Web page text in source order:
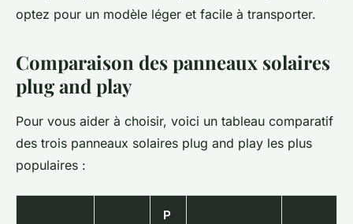
optez pour un modèle léger et facile à transporter.
Comparaison des panneaux solaires
plug and play
Pour vous aider à choisir, voici un tableau comparatif
des trois panneaux solaires plug and play les plus
populaires :
P